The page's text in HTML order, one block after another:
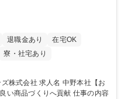
退職金あり
在宅OK
寮・社宅あり
中野本社【お
づくりへ貢献 仕事の内容